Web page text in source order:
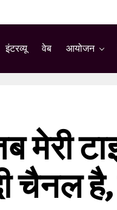
इंटरव्यू वेब आयोजन
चैनल